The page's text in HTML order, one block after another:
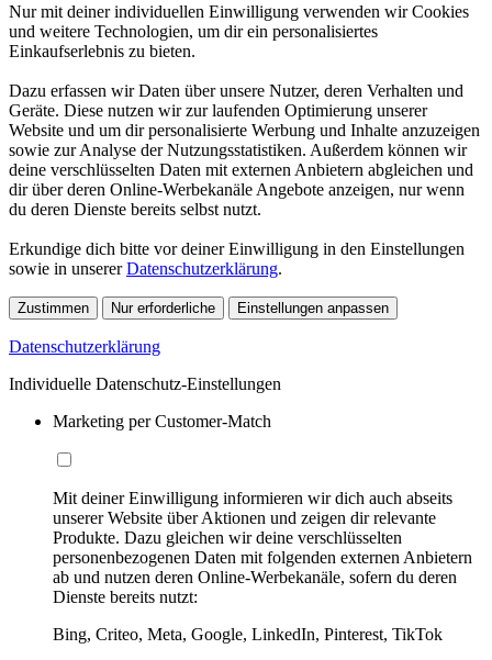
Nur mit deiner individuellen Einwilligung verwenden wir Cookies
und weitere Technologien, um dir ein personalisiertes
Einkaufserlebnis zu bieten.
Dazu erfassen wir Daten über unsere Nutzer, deren Verhalten und
Geräte. Diese nutzen wir zur laufenden Optimierung unserer
Website und um dir personalisierte Werbung und Inhalte anzuzeigen
sowie zur Analyse der Nutzungsstatistiken. Außerdem können wir
deine verschlüsselten Daten mit externen Anbietern abgleichen und
dir über deren Online-Werbekanäle Angebote anzeigen, nur wenn
du deren Dienste bereits selbst nutzt.
Erkundige dich bitte vor deiner Einwilligung in den Einstellungen
sowie in unsererDatenschutzerklärung.
Zustimmen Nur erforderliche Einstellungen anpassen
Datenschutzerklärung
Individuelle Datenschutz-Einstellungen
Marketing per Customer-Match
Mit deiner Einwilligung informieren wir dich auch abseits
unserer Website über Aktionen und zeigen dir relevante
Produkte. Dazu gleichen wir deine verschlüsselten
personenbezogenen Daten mit folgenden externen Anbietern
ab und nutzen deren Online-Werbekanäle, sofern du deren
Dienste bereits nutzt:
Bing, Criteo, Meta, Google, LinkedIn, Pinterest, TikTok